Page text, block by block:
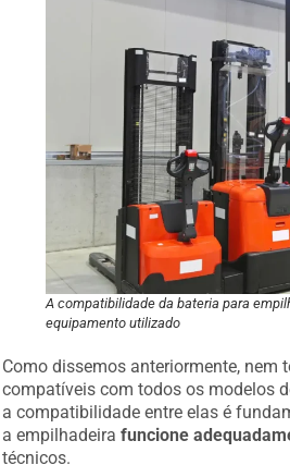
A compatibilidade da bateria para
equipamento utilizado
Como dissemos anteriormente, nem
compatíveis com todos os modelos
a compatibilidade entre elas é
a empilhadeirafuncione
técnicos.